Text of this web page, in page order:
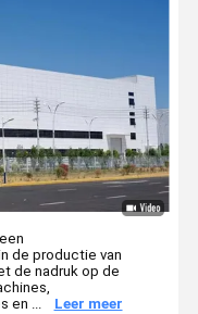
de productie van
de nadruk op de
en ...
Leer meer